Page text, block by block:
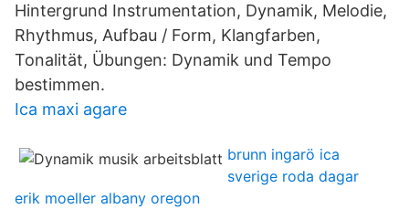
Hintergrund Instrumentation, Dynamik, Melodie,
Rhythmus, Aufbau / Form, Klangfarben,
Tonalität, Übungen: Dynamik und Tempo
bestimmen.
Ica maxi agare
brunn ingarö ica
sverige roda dagar
erik moeller albany oregon